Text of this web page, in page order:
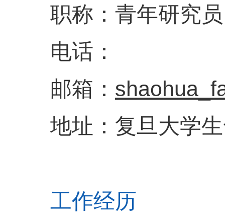
职称：青年研究员
电话：
邮箱：
地址：复旦大学
工作经历